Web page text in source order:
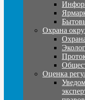
Охрана
Оценка